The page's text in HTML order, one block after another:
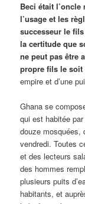
Beci était l’oncle
l’usage et les
successeur le
la certitude que
ne peut pas être
propre fils le soit
empire et d’une
Ghana se
qui est habitée
douze mosquées,
vendredi. Toutes
et des lecteurs
des hommes
plusieurs puits
habitants, et